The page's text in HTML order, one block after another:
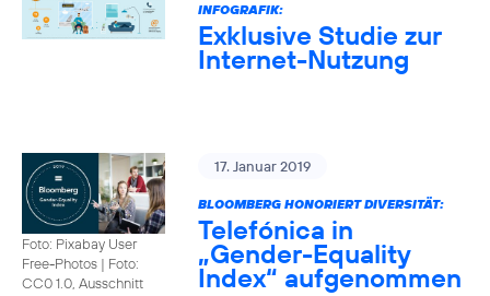
INFOGRAFIK:
Exklusive Studie zur
Internet-Nutzung
Foto: Pixabay User
Free-Photos | Foto:
CC0 1.0, Ausschnitt
17. Januar 2019
BLOOMBERG HONORIERT DIVERSITÄT:
Telefónica in
„Gender-Equality
Index“ aufgenommen